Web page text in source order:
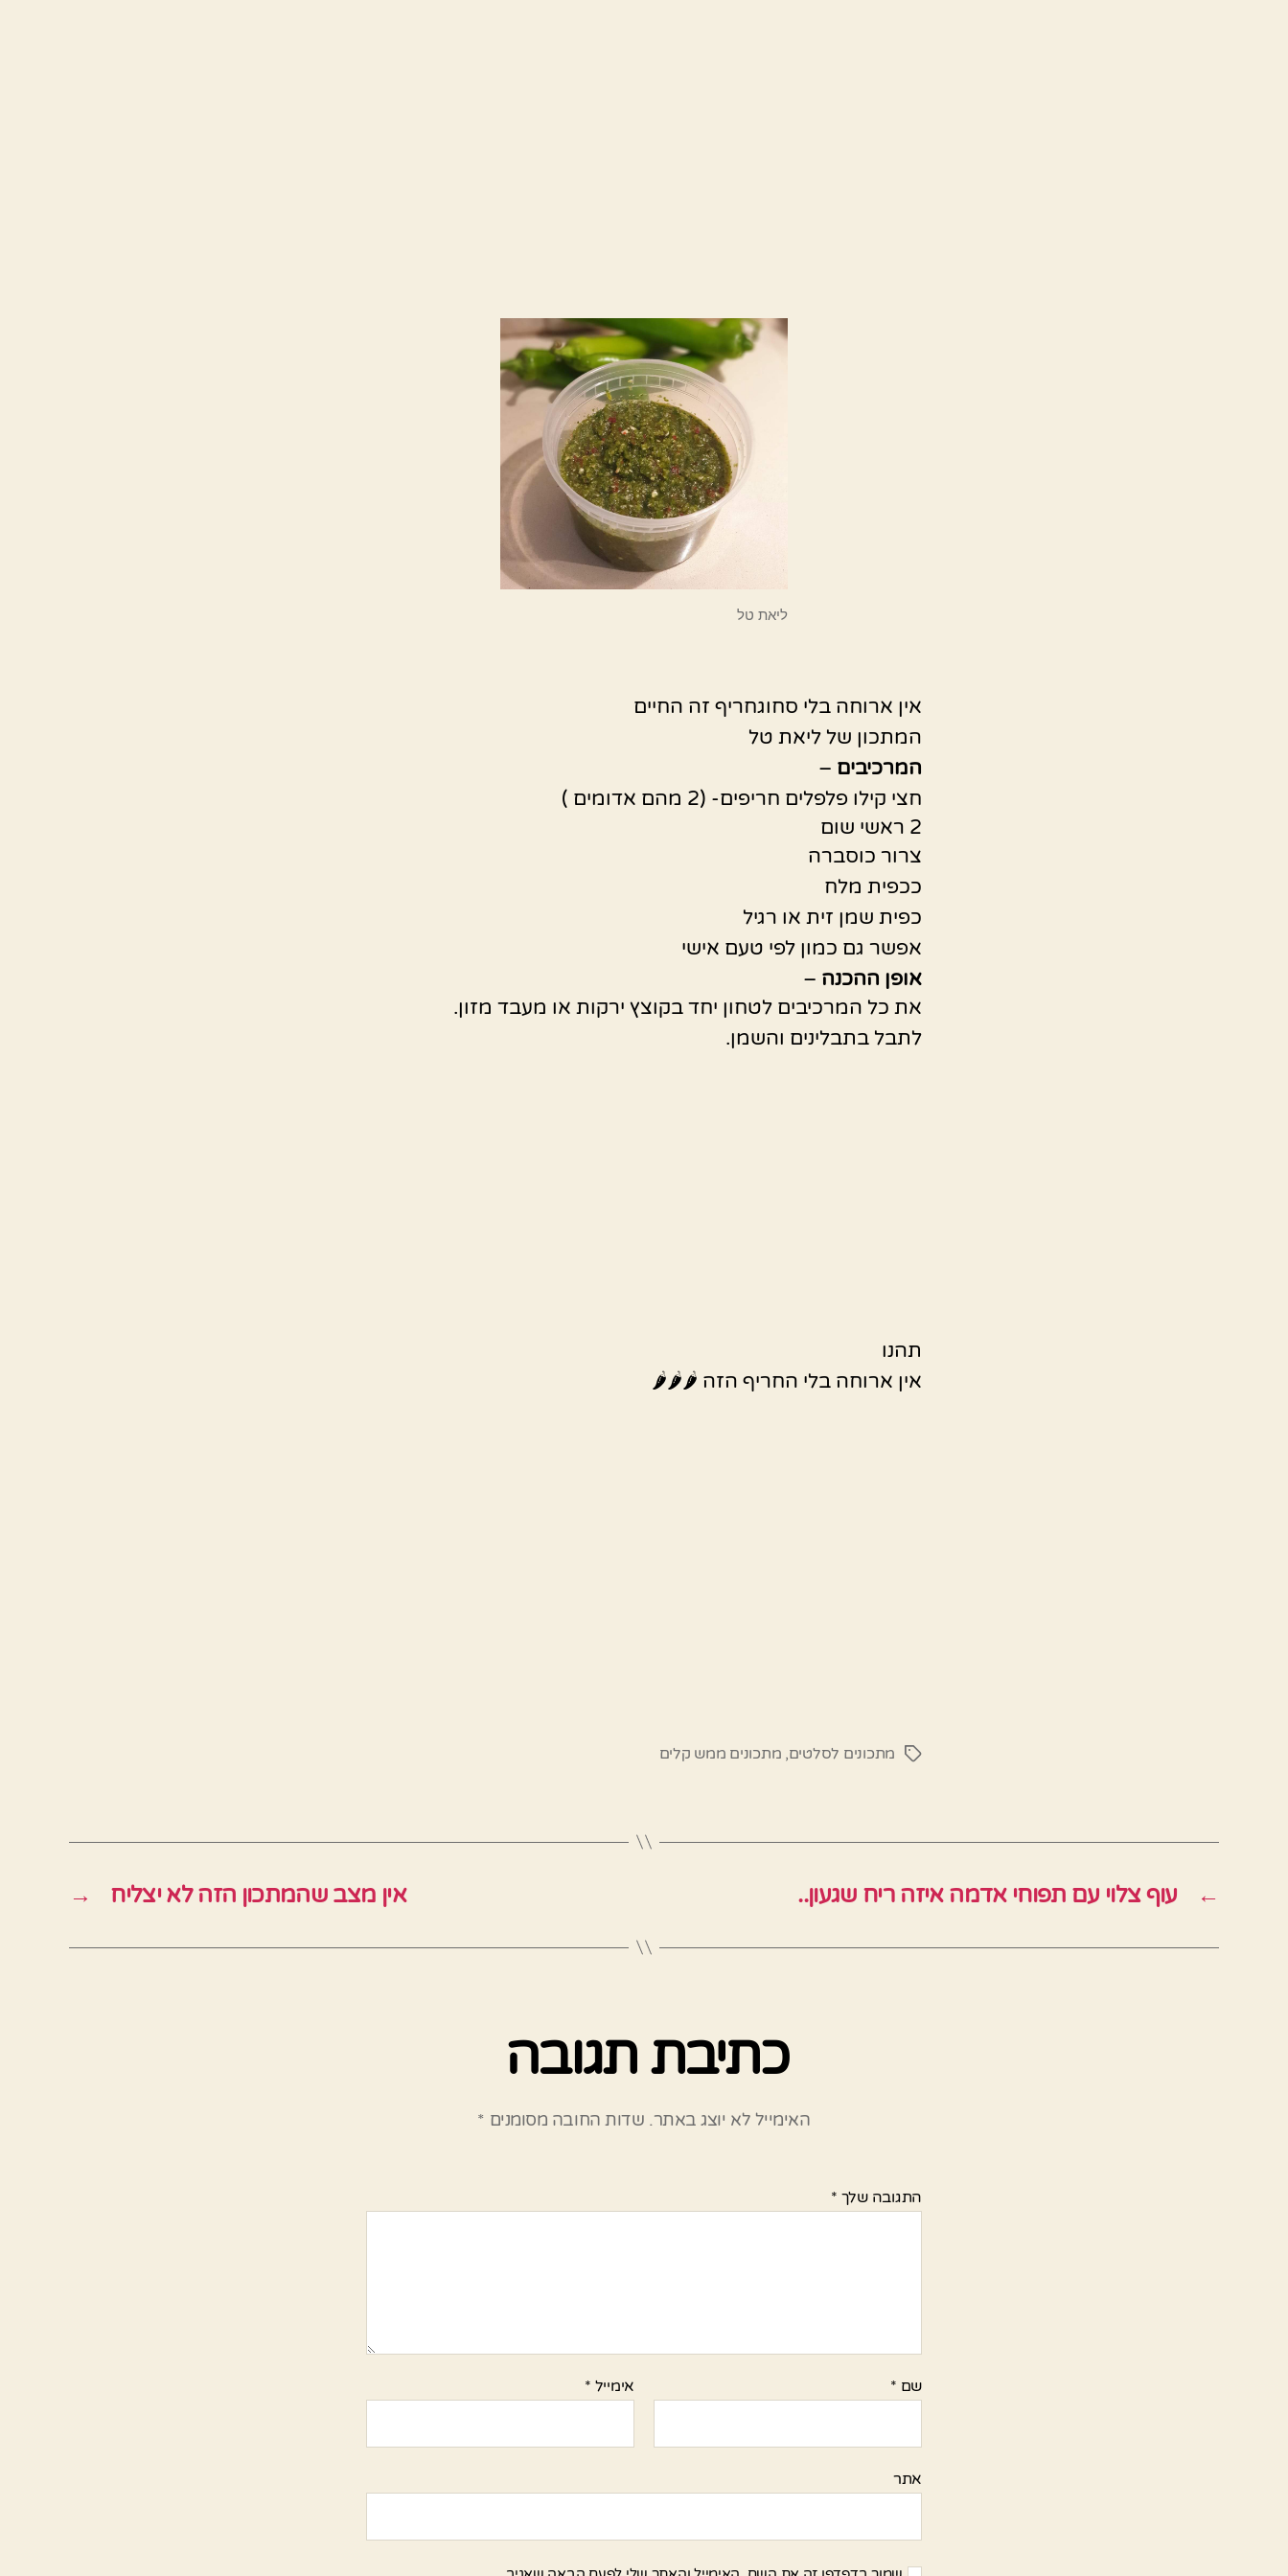
ליאת טל
אין ארוחה בלי סחוגחריף זה החיים
המתכון של ליאת טל
המרכיבים –
חצי קילו פלפלים חריפים- (2 מהם אדומים )
2 ראשי שום
צרור כוסברה
ככפית מלח
כפית שמן זית או רגיל
אפשר גם כמון לפי טעם אישי
אופן ההכנה –
את כל המרכיבים לטחון יחד בקוצץ ירקות או מעבד מזון.
לתבל בתבלינים והשמן.
תהנו
אין ארוחה בלי החריף הזה 🌶🌶🌶
תגיותמתכונים לסלטים, מתכונים ממש קלים
← עוף צלוי עם תפוחי אדמה איזה ריח שגעון.. → אין מצב שהמתכון הזה לא יצליח
כתיבת תגובה
האימייל לא יוצג באתר. שדות החובה מסומנים *
התגובה שלך *
שם * אימייל *
אתר